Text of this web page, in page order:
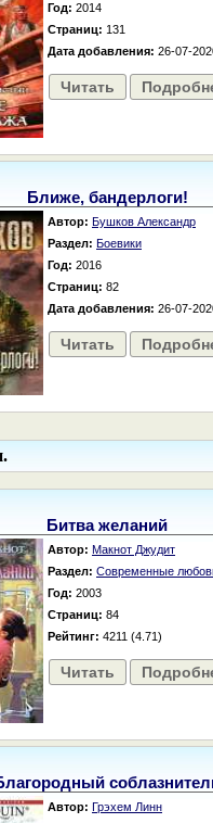
Год: 2014
Страниц: 131
Дата добавления: 26-07-
Читать
Ближе, бандерлоги!
Автор: Бушков Александр
Раздел: Боевики
Год: 2016
Страниц: 82
Дата добавления: 26-07-
Читать
Битва желаний
Автор: Макнот Джудит
Раздел: Современные
Год: 2003
Страниц: 84
Рейтинг: 4211 (4.71)
Читать
Автор: Грэхем Линн